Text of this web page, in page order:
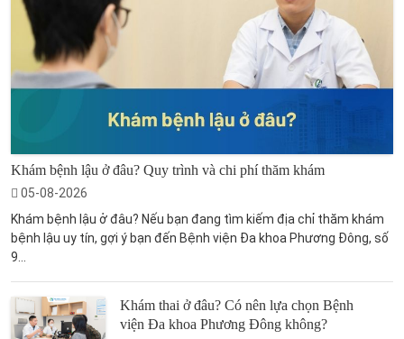
Khám bệnh lậu ở đâu? Quy trình và chi phí thăm khám
05-08-2026
Khám bệnh lậu ở đâu? Nếu bạn đang tìm kiếm địa chỉ thăm khám
bệnh lậu uy tín, gợi ý bạn đến Bệnh viện Đa khoa Phương Đông, số
9...
Khám thai ở đâu? Có nên lựa chọn Bệnh
viện Đa khoa Phương Đông không?